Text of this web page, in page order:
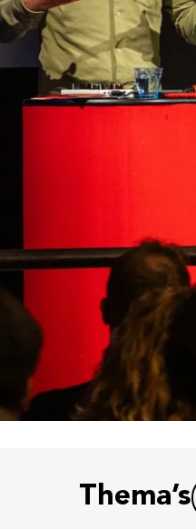
Thema’s